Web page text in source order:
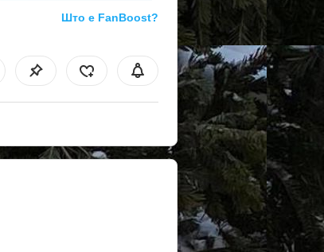
Што е FanBoost?